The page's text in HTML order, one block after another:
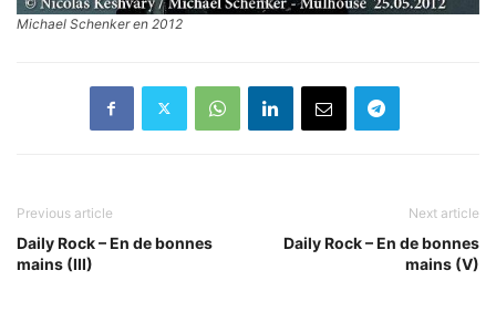
Michael Schenker en 2012
Previous article
Daily Rock – En de bonnes
mains (III)
Next article
Daily Rock – En de bonnes
mains (V)